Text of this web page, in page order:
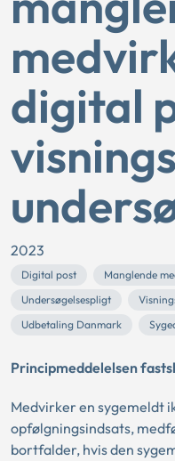
digital
2023
Digital post Manglende
Undersøgelsespligt
Udbetaling Danmark
Principmeddelelsen
Medvirker en sygemeldt
opfølgningsindsats,
bortfalder, hvis den